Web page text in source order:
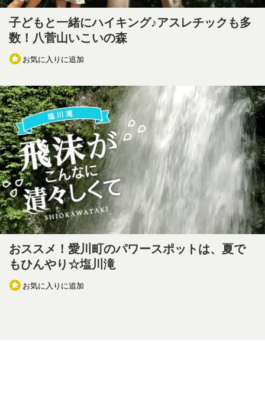
子どもと一緒にハイキング♪アスレチックも多
数！八菅山いこいの森
お気に入りに追加
おススメ！愛川町のパワースポットは、夏で
もひんやり☆塩川滝
お気に入りに追加